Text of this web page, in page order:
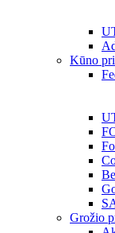
Kūno
Grožio